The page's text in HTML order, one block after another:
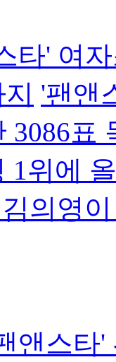
타' 여
'팬앤
3086표
1위에
의영
앤스타